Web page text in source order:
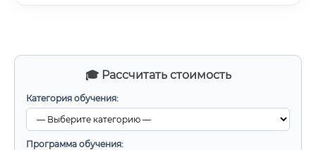
🎓 Рассчитать стоимость
Категория обучения:
Программа обучения: